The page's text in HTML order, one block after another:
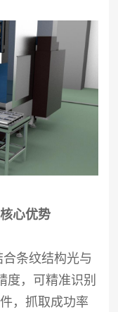
心优势
条纹结构光与
度，可精准识别
，抓取成功率